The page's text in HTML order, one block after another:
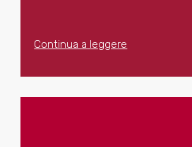
Continua a leggere